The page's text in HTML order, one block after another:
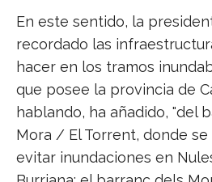
En este sentido, la
recordado las
hacer en los tramos
que posee la provincia de
hablando, ha añadido, "del
Mora / El Torrent, donde
evitar inundaciones en